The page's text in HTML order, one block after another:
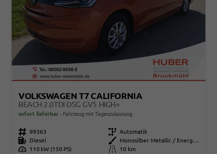
VOLKSWAGEN T7 CALIFORNIA
BEACH 2.0TDI DSG GV5 HIGH+
sofort lieferbar Fahrzeug mit Tageszulassung
Fahrzeugnr. 99363 Getriebe Automatik
Kraftstoff
Diesel Außenfarbe
Monosilber Metallic / Energeticorange Metallic Dach Schwarz
Leistung
110 kW (150 PS) Kilometerstand
10 km